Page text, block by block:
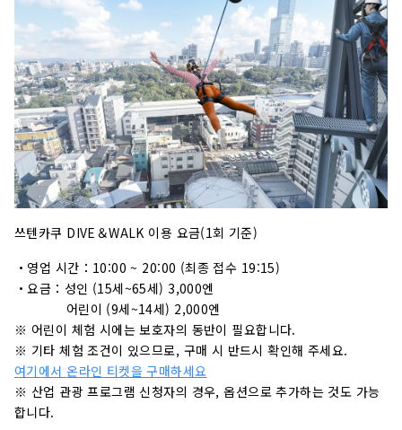
쓰텐카쿠 DIVE＆WALK 이용 요금(1회 기준)
・영업 시간：10:00 ~ 20:00 (최종 접수 19:15)
・요금：성인 (15세~65세) 3,000엔
어린이 (9세~14세) 2,000엔
※ 어린이 체험 시에는 보호자의 동반이 필요합니다.
※ 기타 체험 조건이 있으므로, 구매 시 반드시 확인해 주세요.
여기에서 온라인 티켓을 구매하세요
※ 산업 관광 프로그램 신청자의 경우, 옵션으로 추가하는 것도 가능
합니다.